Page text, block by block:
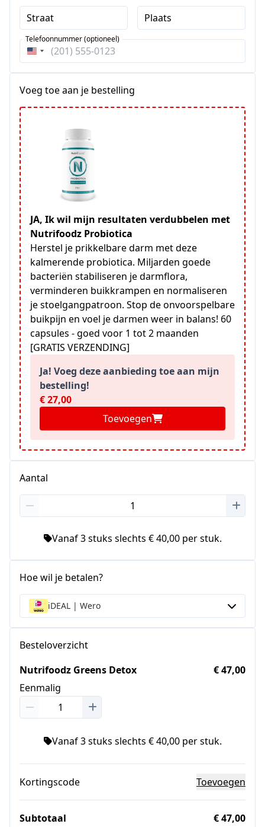
Straat Plaats
Verenigde
Telefoonnummer (optioneel)
Voeg toe aan je bestelling
JA, Ik wil mijn resultaten verdubbelen met
Nutrifoodz Probiotica
Herstel je prikkelbare darm met deze
kalmerende probiotica. Miljarden goede
bacteriën stabiliseren je darmflora,
verminderen buikkrampen en normaliseren
je stoelgangpatroon. Stop de onvoorspelbare
buikpijn en voel je darmen weer in balans! 60
capsules - goed voor 1 tot 2 maanden
[GRATIS VERZENDING]
Ja! Voeg deze aanbieding toe aan mijn
bestelling!
€ 27,00
Toevoegen
Aantal
Vanaf 3 stuks slechts € 40,00 per stuk.
Hoe wil je betalen?
iDEAL | Wero
Besteloverzicht
Nutrifoodz Greens Detox
Eenmalig
€ 47,00
Vanaf 3 stuks slechts € 40,00 per stuk.
Kortingscode Toevoegen
Subtotaal
€ 47,00